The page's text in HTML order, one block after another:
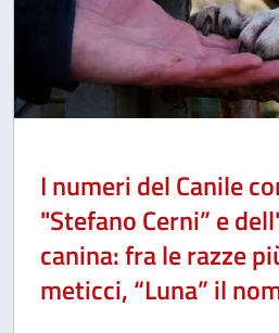
I numeri del Canile
"Stefano Cerni” e
canina: fra le razze
meticci, “Luna” il